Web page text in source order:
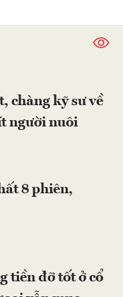
chàng kỹ sư về
người nuôi
8 phiên,
tiền đỡ tốt ở cổ